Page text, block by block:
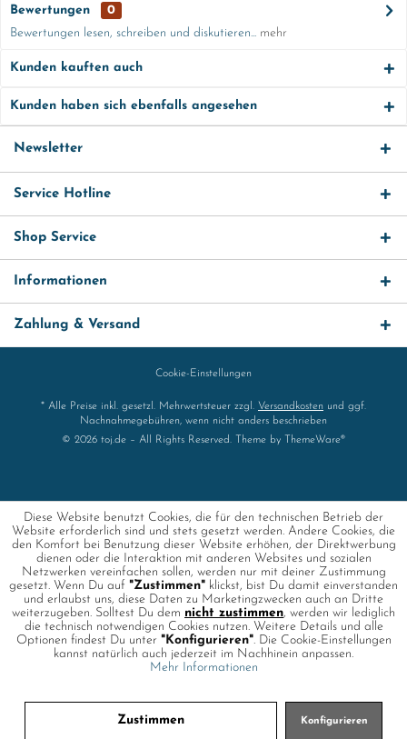
Bewertungen
0
Bewertungen lesen, schreiben und diskutieren... mehr
Kunden kauften auch
Kunden haben sich ebenfalls angesehen
Newsletter
Service Hotline
Shop Service
Informationen
Zahlung & Versand
Cookie-Einstellungen
* Alle Preise inkl. gesetzl. Mehrwertsteuer zzgl. Versandkosten und ggf.
Nachnahmegebühren, wenn nicht anders beschrieben
© 2026 toj.de – All Rights Reserved. Theme by
ThemeWare®
Diese Website benutzt Cookies, die für den technischen Betrieb der
Website erforderlich sind und stets gesetzt werden. Andere Cookies, die
den Komfort bei Benutzung dieser Website erhöhen, der Direktwerbung
dienen oder die Interaktion mit anderen Websites und sozialen
Netzwerken vereinfachen sollen, werden nur mit deiner Zustimmung
gesetzt. Wenn Du auf "Zustimmen" klickst, bist Du damit einverstanden
und erlaubst uns, diese Daten zu Marketingzwecken auch an Dritte
weiterzugeben. Solltest Du dem nicht zustimmen, werden wir lediglich
die technisch notwendigen Cookies nutzen. Weitere Details und alle
Optionen findest Du unter "Konfigurieren". Die Cookie-Einstellungen
kannst natürlich auch jederzeit im Nachhinein anpassen.
Mehr Informationen
Zustimmen Konfigurieren